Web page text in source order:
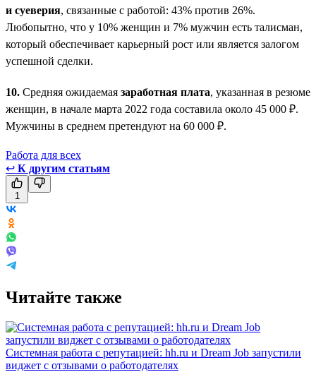
и суеверия, связанные с работой: 43% против 26%.
Любопытно, что у 10% женщин и 7% мужчин есть талисман,
который обеспечивает карьерный рост или является залогом
успешной сделки.
10. Средняя ожидаемая заработная плата, указанная в резюме
женщин, в начале марта 2022 года составила около 45 000 ₽.
Мужчины в среднем претендуют на 60 000 ₽.
Работа для всех
↩ К другим статьям
1
Читайте также
Системная работа с репутацией: hh.ru и Dream Job запустили
виджет с отзывами о работодателях